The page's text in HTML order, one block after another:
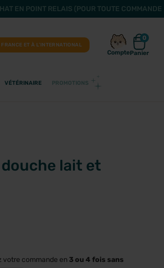
EN POINT RELAIS (POUR TOUTE
FRANCE ET À L’INTERNATIONAL
Compte
0
Panier
VÉTÉRINAIRE PROMOTIONS
douche lait et
votre commande en 3 ou 4 fois sans